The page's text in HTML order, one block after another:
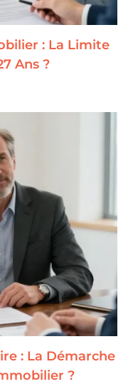
: La Limite
Ans ?
: La Démarche
?